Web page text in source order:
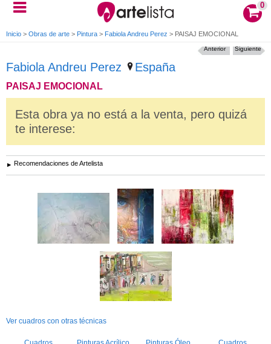
0
Inicio > Obras de arte > Pintura > Fabiola Andreu Perez > PAISAJ EMOCIONAL
Fabiola Andreu Perez España
PAISAJ EMOCIONAL
Siguiente
Anterior
Esta obra ya no está a la venta, pero quizá
te interese:
Recomendaciones de Artelista
Ver cuadros con otras técnicas